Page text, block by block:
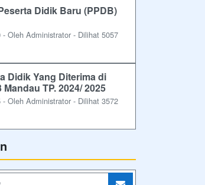
Didik Baru (PPDB)
Oleh Administrator - Dilihat 5057
Didik Yang Diterima di
TP. 2024/ 2025
Oleh Administrator - Dilihat 3572